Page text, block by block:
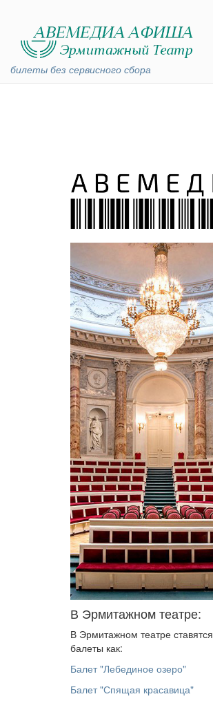
билеты без сервисного сбора
В Эрмитажном театре:
В Эрмитажном театре
балеты как:
Балет "Лебединое озеро"
Балет "Спящая красавица"